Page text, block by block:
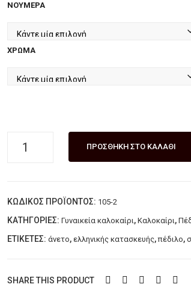
ΝΟΎΜΕΡΑ
ΧΡΏΜΑ
τακούνι
LAZARIDIS
Μπεζ
ΠΡΟΣΘΉΚΗ ΣΤΟ ΚΑΛΆΘΙ
ΚΩΔΙΚΌΣ ΠΡΟΪΌΝΤΟΣ: 105-2
ΚΑΤΗΓΟΡΊΕΣ: Γυναικεία καλοκαίρι, Καλοκαίρι,
ΕΤΙΚΈΤΕΣ: άνετο, ελληνικής κατασκευής,πέδιλο,
SHARE THIS PRODUCT